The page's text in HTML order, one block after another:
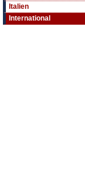
Italien
International